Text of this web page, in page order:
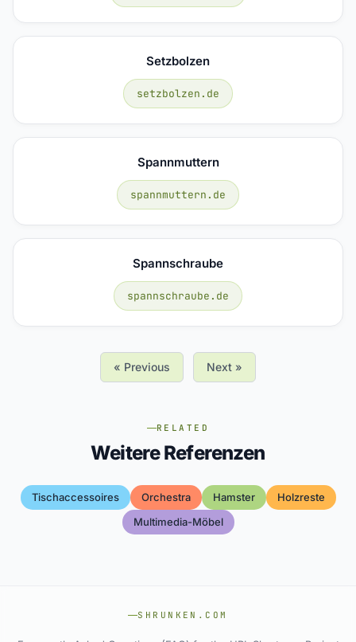
Setzbolzen
setzbolzen.de
Spannmuttern
spannmuttern.de
Spannschraube
spannschraube.de
« Previous Next »
RELATED
Weitere Referenzen
Tischaccessoires Orchestra Hamster
Holzreste
Multimedia-Möbel
SHRUNKEN.COM